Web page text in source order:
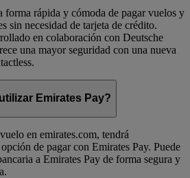
forma rápida y cómoda de pagar vuelos y
sin necesidad de tarjeta de crédito.
en colaboración con Deutsche
una mayor seguridad con una nueva
Emirates Pay?
en emirates.com, tendrá
de pagar con Emirates Pay. Puede
a Emirates Pay de forma segura y